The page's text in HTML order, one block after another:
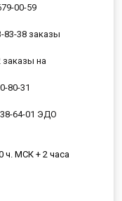
00-59
83-38 заказы
заказы на
80-31
64-01 ЭДО
ч. МСК + 2 часа